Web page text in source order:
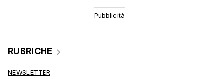
RUBRICHE
NEWSLETTER